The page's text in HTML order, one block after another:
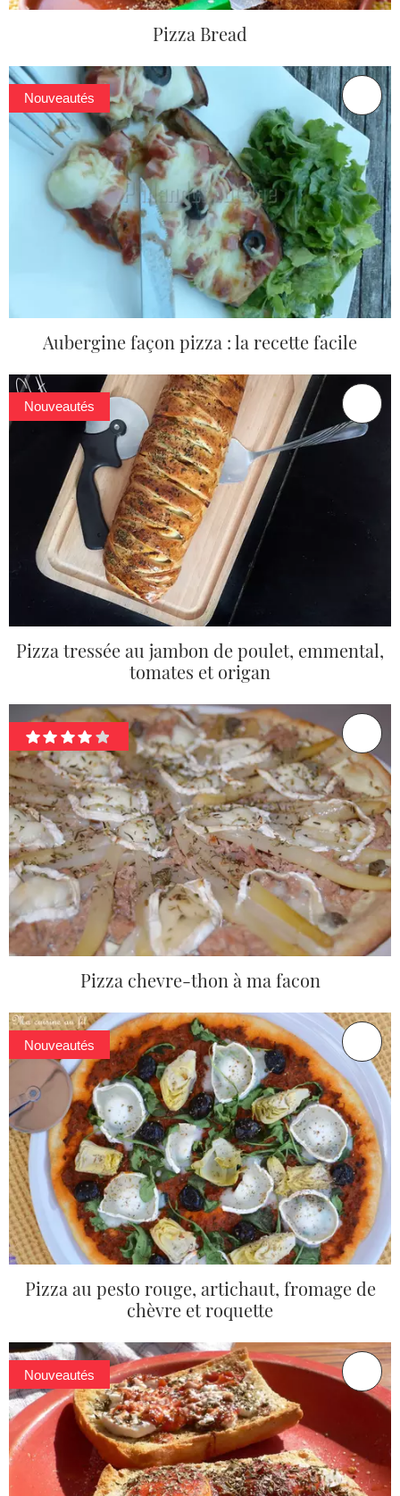
Pizza Bread
Nouveautés
Aubergine façon pizza : la recette facile
Nouveautés
Pizza tressée au jambon de poulet, emmental,
tomates et origan
Pizza chevre-thon à ma facon
Nouveautés
Pizza au pesto rouge, artichaut, fromage de
chèvre et roquette
Nouveautés